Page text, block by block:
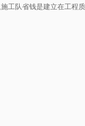
工队省钱是建立在工程